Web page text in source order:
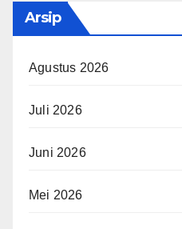
Arsip
Agustus 2026
Juli 2026
Juni 2026
Mei 2026